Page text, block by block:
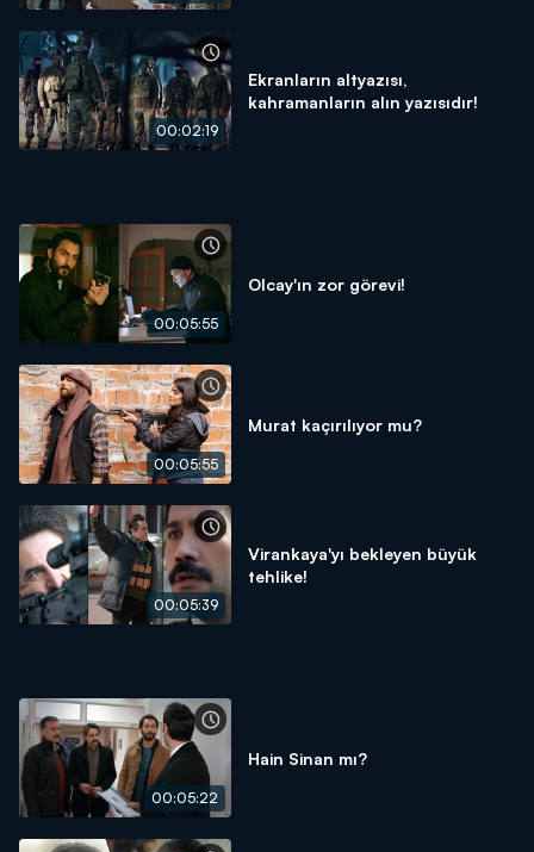
00:02:19
Ekranların altyazısı,
kahramanların alın yazısıdır!
00:05:55
Olcay'ın zor görevi!
00:05:55
Murat kaçırılıyor mu?
00:05:39
Virankaya'yı bekleyen büyük
tehlike!
00:05:22
Hain Sinan mı?